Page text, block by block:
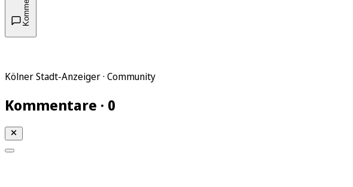
Kölner Stadt-Anzeiger · Community
Kommentare · 0